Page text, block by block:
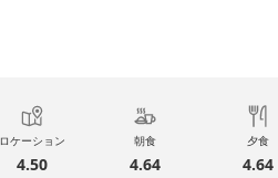
ロケーション
4.50
朝食
4.64
夕食
4.64